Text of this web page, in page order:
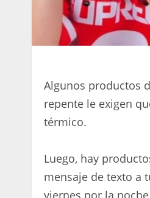
Algunos productos
repente le exigen
térmico.
Luego, hay
mensaje de texto a
viernes por la